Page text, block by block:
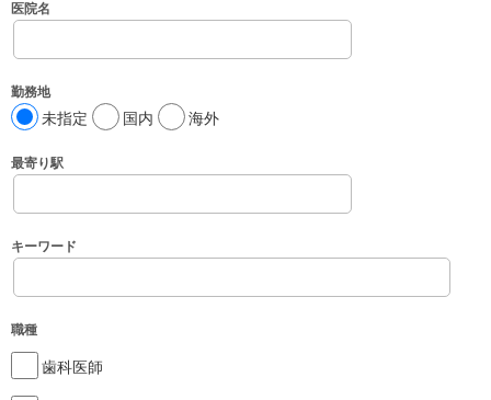
医院名
勤務地
未指定 国内 海外
最寄り駅
キーワード
職種
歯科医師